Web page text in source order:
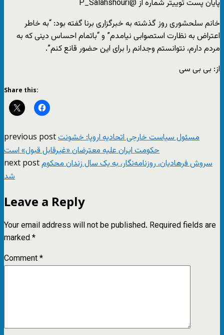
پایان پست توییتر شماره از @P_Salahshouri
خانم سلحشوری روز گذشته به خبرگزاری برنا گفته بود: “به خاطر
اعتراض به نظارت استصوابی نیامدم” و “باتمام احساس دینی که به
مردم دارم، نتوانستم وجدانم را برای این حضور قانع کنم”.
از: بی بی سی
Share this:
previous postمسئول سیاست خارجی اتحادیه اروپا: خشونت
حکومت ایران علیه معترضان «غیرقابل قبول» است
next postسروش فرهادیان، روزنامه‌نگار، به یک سال زندان محکوم
شد
Leave a Reply
Your email address will not be published. Required fields are
marked*
Comment*